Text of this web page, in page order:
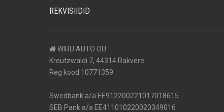
REKVISIIDID
WIRU AUTO OÜ
Kreutzwaldi 7, 44314 Rakvere
Reg kood 10771359
Swedbank a/a EE912200221017018615
SEB Pank a/a EE411010220020349016